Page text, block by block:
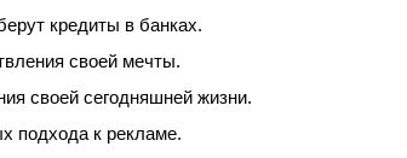
кредиты в банках.
своей мечты.
своей сегодняшней жизни.
подхода к рекламе.